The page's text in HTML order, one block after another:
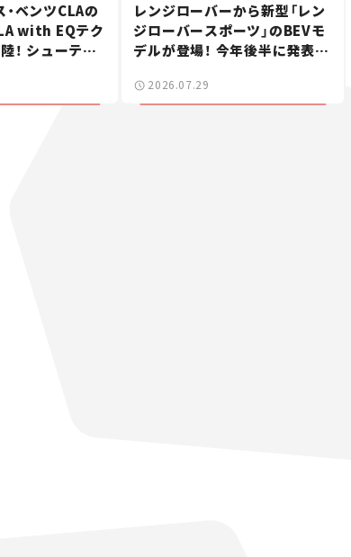
ベンツCLAの
with EQテク
！ シューティ
レンジローバーから新型「レン
ジローバースポーツ」のBEVモ
デルが登場！ 今年後半に発表へ
2026.07.29